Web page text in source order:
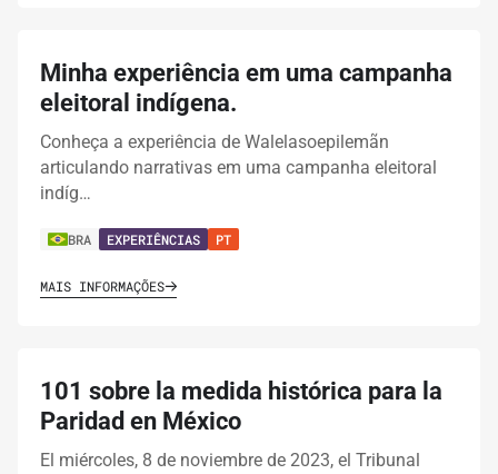
Minha experiência em uma campanha
eleitoral indígena.
Conheça a experiência de Walelasoepilemãn
articulando narrativas em uma campanha eleitoral
indíg…
BRA EXPERIÊNCIAS PT
MAIS INFORMAÇÕES
101 sobre la medida histórica para la
Paridad en México
El miércoles, 8 de noviembre de 2023, el Tribunal